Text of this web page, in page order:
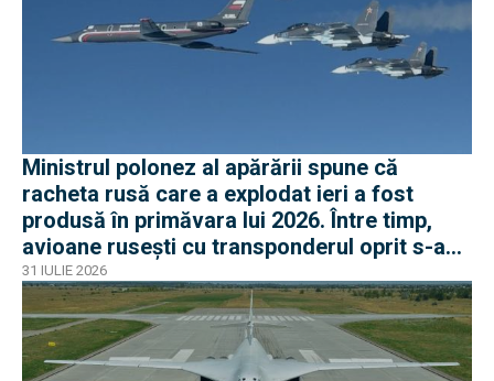
Ministrul polonez al apărării spune că
racheta rusă care a explodat ieri a fost
produsă în primăvara lui 2026. Între timp,
avioane rusești cu transponderul oprit s-au
apropiat de frontiera Poloniei
31 IULIE 2026